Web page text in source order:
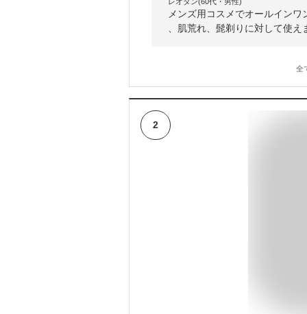
メンズ用コスメでオールイン
、肌荒れ、髭剃りに対して使
全
2